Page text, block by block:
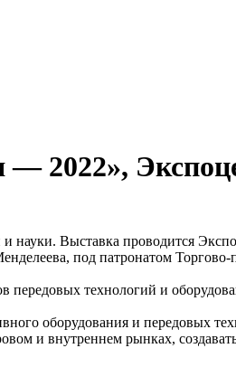
2022»,
науки. Выставка проводится
под патронатом
технологий и
оборудования и передовых
и внутреннем рынках,